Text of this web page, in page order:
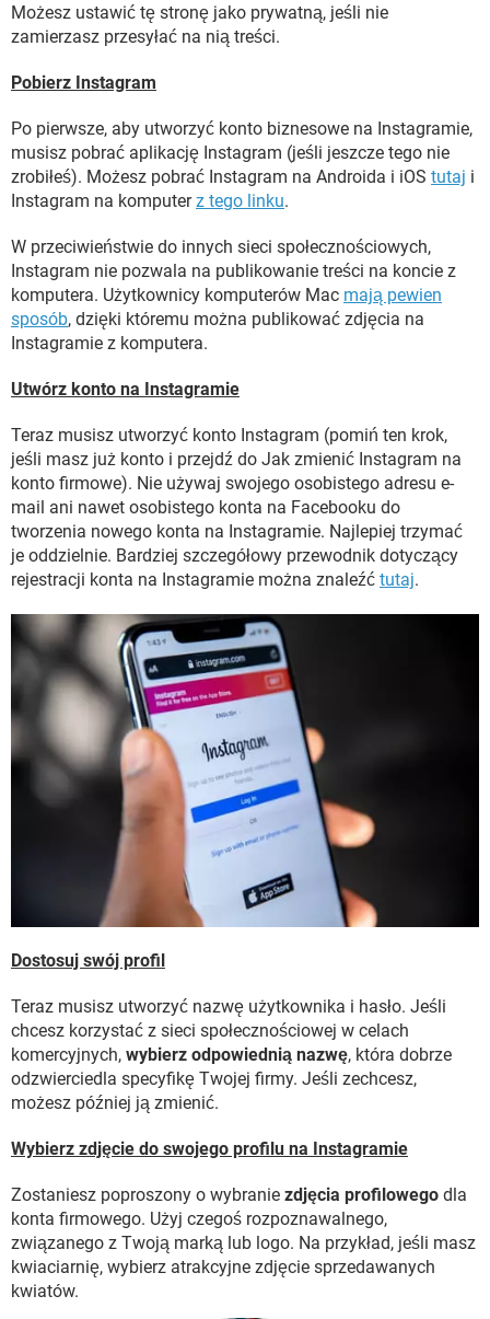
Możesz ustawić tę stronę jako prywatną, jeśli nie
zamierzasz przesyłać na nią treści.
Pobierz Instagram
Po pierwsze, aby utworzyć konto biznesowe na Instagramie,
musisz pobrać aplikację Instagram (jeśli jeszcze tego nie
zrobiłeś). Możesz pobrać Instagram na Androida i iOS tutaj i
Instagram na komputerz tego linku.
W przeciwieństwie do innych sieci społecznościowych,
Instagram nie pozwala na publikowanie treści na koncie z
komputera. Użytkownicy komputerów Mac mają pewien
sposób, dzięki któremu można publikować zdjęcia na
Instagramie z komputera.
Utwórz konto na Instagramie
Teraz musisz utworzyć konto Instagram (pomiń ten krok,
jeśli masz już konto i przejdź do Jak zmienić Instagram na
konto firmowe). Nie używaj swojego osobistego adresu e-
mail ani nawet osobistego konta na Facebooku do
tworzenia nowego konta na Instagramie. Najlepiej trzymać
je oddzielnie. Bardziej szczegółowy przewodnik dotyczący
rejestracji konta na Instagramie można znaleźć tutaj.
Dostosuj swój profil
Teraz musisz utworzyć nazwę użytkownika i hasło. Jeśli
chcesz korzystać z sieci społecznościowej w celach
komercyjnych, wybierz odpowiednią nazwę, która dobrze
odzwierciedla specyfikę Twojej firmy. Jeśli zechcesz,
możesz później ją zmienić.
Wybierz zdjęcie do swojego profilu na Instagramie
Zostaniesz poproszony o wybranie zdjęcia profilowego dla
konta firmowego. Użyj czegoś rozpoznawalnego,
związanego z Twoją marką lub logo. Na przykład, jeśli masz
kwiaciarnię, wybierz atrakcyjne zdjęcie sprzedawanych
kwiatów.